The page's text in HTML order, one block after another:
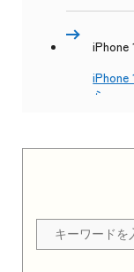
iPhone
iPhone
ら
Apple
ちら